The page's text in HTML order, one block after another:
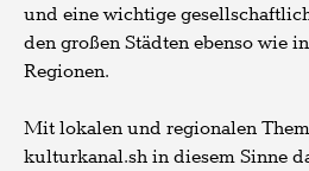
und eine wichtige
den großen Städten ebenso wie
Regionen.
Mit lokalen und regionalen
kulturkanal.sh in diesem Sinne